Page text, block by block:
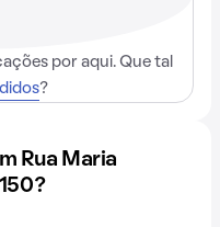
por aqui. Que tal
?
Rua Maria